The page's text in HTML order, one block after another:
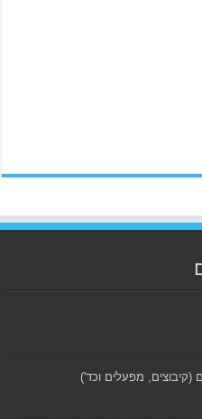
(קיבוצים, מפעלים וכד')